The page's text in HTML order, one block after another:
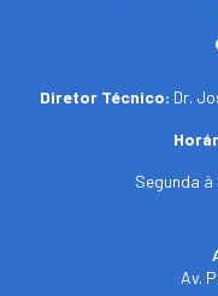
Diretor Técnico: Dr.
Segunda à
Av.